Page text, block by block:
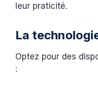
leur praticité.
La
Optez pour des
: